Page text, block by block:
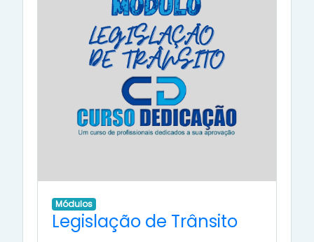
Módulos
Legislação de Trânsito